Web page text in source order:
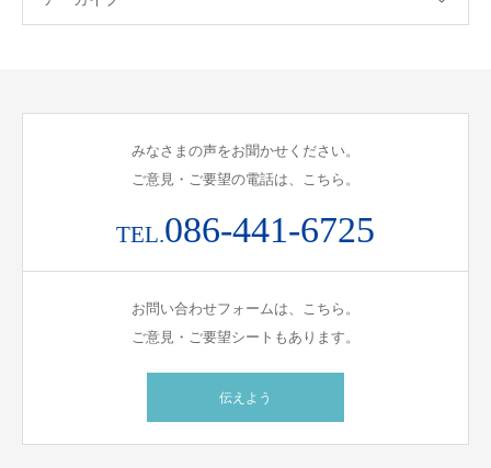
みなさまの声をお聞かせください。
ご意見・ご要望の電話は、こちら。
TEL.086-441-6725
お問い合わせフォームは、こちら。
ご意見・ご要望シートもあります。
伝えよう